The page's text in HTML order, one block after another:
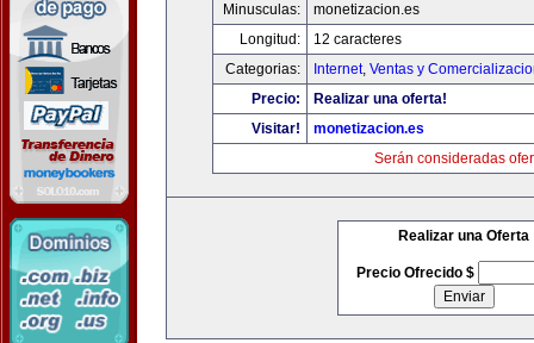
Minusculas:
monetizacion.es
Longitud:
12 caracteres
Categorias:
Internet, Ventas y
Precio:
Realizar una oferta!
Visitar!
monetizacion.es
Serán consideradas
Realizar una Oferta
Precio Ofrecido $